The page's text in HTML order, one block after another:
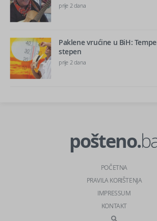
prije 2 dana
Paklene vrućine u BiH:
stepen
prije 2 dana
pošteno.
POČETNA
PRAVILA KORIŠTENJA
IMPRESSUM
KONTAKT